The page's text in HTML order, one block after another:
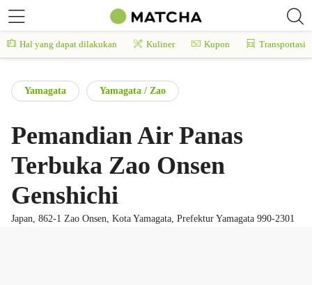
Hal yang dapat dilakukan Kuliner Kupon Transportasi
Yamagata Yamagata / Zao
Pemandian Air Panas
Terbuka Zao Onsen
Genshichi
Japan, 862-1 Zao Onsen, Kota Yamagata, Prefektur Yamagata 990-2301